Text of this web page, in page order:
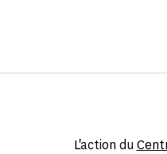
L'action du